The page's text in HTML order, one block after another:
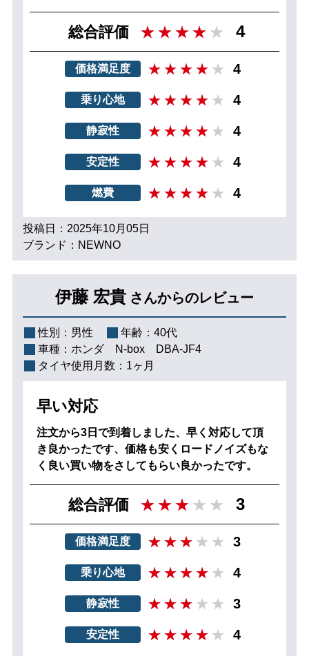
総合評価 4
価格満足度 4
乗り心地 4
静寂性 4
安定性 4
燃費 4
投稿日：2025年10月05日
ブランド：NEWNO
伊藤 宏貴 さんからのレビュー
性別： 男性 年齢： 40代
車種： ホンダ N‐box DBA-JF4
タイヤ使用月数： 1ヶ月
早い対応
注文から3日で到着しました、早く対応して頂
き良かったです、価格も安くロードノイズもな
く良い買い物をさしてもらい良かったです。
総合評価 3
価格満足度 3
乗り心地 4
静寂性 3
安定性 4